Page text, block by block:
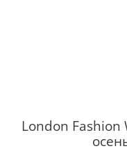
London Fashion